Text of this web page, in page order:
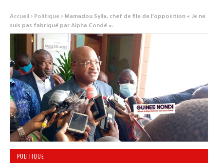
Accueil Politique Mamadou Sylla, chef de file de l’opposition « Je ne
suis pas fabriqué par Alpha Condé ».
POLITIQUE